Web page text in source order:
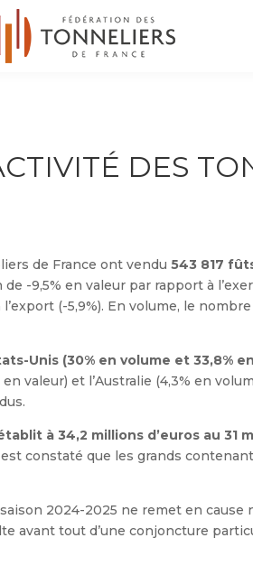
DES
de France ont vendu 543 817
-9,5% en valeur par rapport à
(-5,9%). En volume, le
Unis (30% en volume et 33,8%
valeur) et l’Australie (4,3% en
à 34,2 millions d’euros au 31
constaté que les grands
2024-2025 ne remet en
avant tout d’une conjoncture